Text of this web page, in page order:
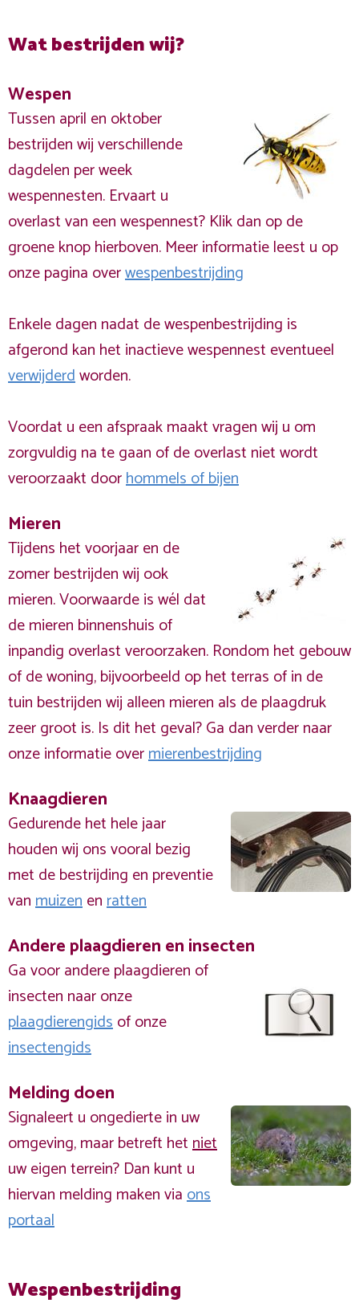
Wat bestrijden wij?
Wespen
Tussen april en oktober
bestrijden wij verschillende
dagdelen per week
wespennesten. Ervaart u
overlast van een wespennest? Klik dan op de
groene knop hierboven. Meer informatie leest u op
onze pagina overwespenbestrijding
Enkele dagen nadat de wespenbestrijding is
afgerond kan het inactieve wespennest eventueel
verwijderdworden.
Voordat u een afspraak maakt vragen wij u om
zorgvuldig na te gaan of de overlast niet wordt
veroorzaakt doorhommels of bijen
Mieren
Tijdens het voorjaar en de
zomer bestrijden wij ook
mieren. Voorwaarde is wél dat
de mieren binnenshuis of
inpandig overlast veroorzaken. Rondom het gebouw
of de woning, bijvoorbeeld op het terras of in de
tuin bestrijden wij alleen mieren als de plaagdruk
zeer groot is. Is dit het geval? Ga dan verder naar
onze informatie overmierenbestrijding
Knaagdieren
Gedurende het hele jaar
houden wij ons vooral bezig
met de bestrijding en preventie
vanmuizenenratten
Andere plaagdieren en insecten
Ga voor andere plaagdieren of
insecten naar onze
plaagdierengidsof onze
insectengids
Melding doen
Signaleert u ongedierte in uw
omgeving, maar betreft hetniet
uw eigen terrein? Dan kunt u
hiervan melding maken viaons
portaal
Wespenbestrijding